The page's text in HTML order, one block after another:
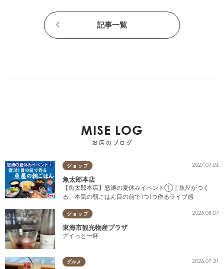
記事一覧
MISE LOG
お店のブログ
ショップ 2027.07.06
魚太郎本店
【魚太郎本店】怒涛の夏休みイベント①｜魚屋がつく
る、本気の朝ごはん目の前で1つ1つ作るライブ感
ショップ 2026.08.07
東海市観光物産プラザ
グイっと一杯
グルメ 2026.07.31